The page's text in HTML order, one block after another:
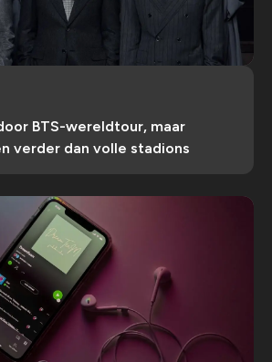
BTS-wereldtour, maar
verder dan volle stadions